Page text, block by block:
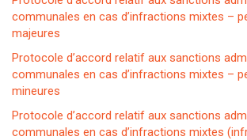
communales en cas d’infractions mixtes –
majeures
Protocole d’accord relatif aux sanctions
communales en cas d’infractions mixtes –
mineures
Protocole d’accord relatif aux sanctions
communales en cas d’infractions mixtes